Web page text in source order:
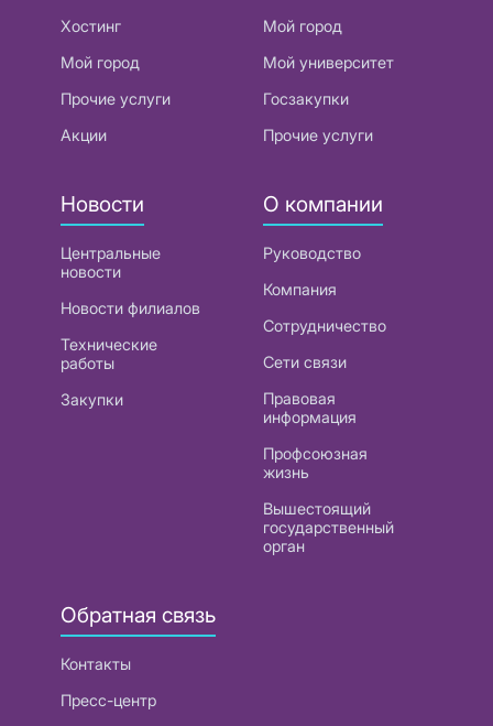
Хостинг
Мой город
Прочие услуги
Акции
Мой город
Мой университет
Госзакупки
Прочие услуги
Новости
Центральные
новости
Новости филиалов
Технические
работы
Закупки
О компании
Руководство
Компания
Сотрудничество
Сети связи
Правовая
информация
Профсоюзная
жизнь
Вышестоящий
государственный
орган
Обратная связь
Контакты
Пресс-центр